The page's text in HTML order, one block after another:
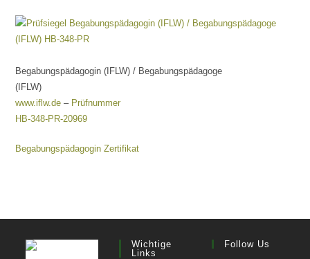
Begabungspädagogin (IFLW) / Begabungspädagoge
(IFLW)
www.iflw.de – Prüfnummer
HB-348-PR-20969
Begabungspädagogin Zertifikat
Wichtige
Links
Follow Us